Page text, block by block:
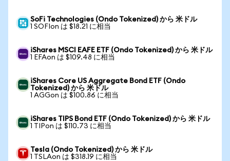
SoFi Technologies (Ondo Tokenized) から 米ドル
1 SOFIon は $18.21 に相当
iShares MSCI EAFE ETF (Ondo Tokenized) から 米ドル
1 EFAon は $109.48 に相当
iShares Core US Aggregate Bond ETF (Ondo
Tokenized) から 米ドル
1 AGGon は $100.86 に相当
iShares TIPS Bond ETF (Ondo Tokenized) から 米ドル
1 TIPon は $110.73 に相当
Tesla (Ondo Tokenized) から 米ドル
1 TSLAon は $318.19 に相当